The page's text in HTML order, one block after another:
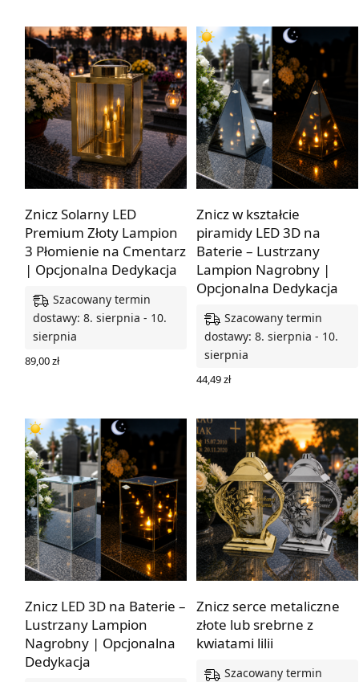
Znicz Solarny LED
Premium Złoty Lampion
3 Płomienie na Cmentarz
| Opcjonalna Dedykacja
Szacowany termin
dostawy: 8. sierpnia - 10.
sierpnia
89,00zł
Znicz w kształcie
piramidy LED 3D na
Baterie – Lustrzany
Lampion Nagrobny |
Opcjonalna Dedykacja
Szacowany termin
dostawy: 8. sierpnia - 10.
sierpnia
44,49zł
Znicz LED 3D na Baterie –
Lustrzany Lampion
Nagrobny | Opcjonalna
Dedykacja
Znicz serce metaliczne
złote lub srebrne z
kwiatami lilii
Szacowany termin